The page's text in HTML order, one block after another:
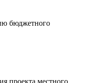
бюджетного
проекта местного